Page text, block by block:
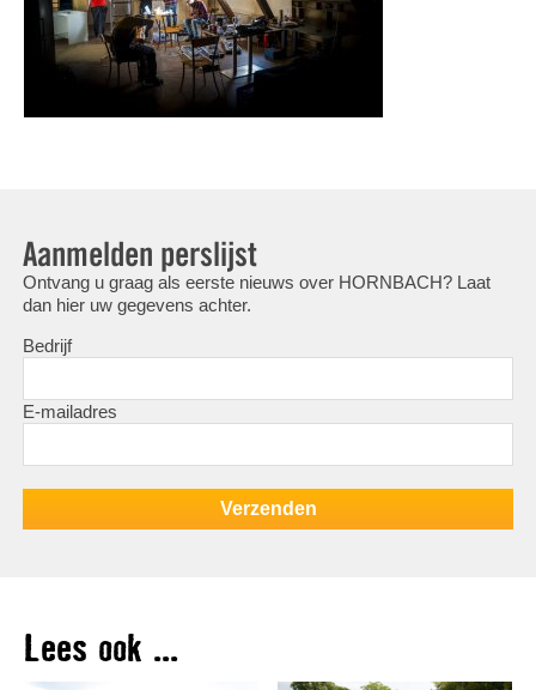
Aanmelden perslijst
Ontvang u graag als eerste nieuws over HORNBACH? Laat
dan hier uw gegevens achter.
Bedrijf
E-mailadres
Lees ook ...